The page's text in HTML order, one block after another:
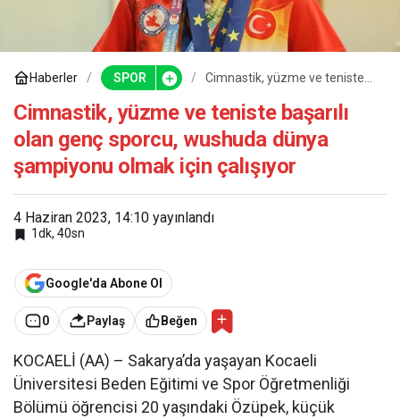
Haberler SPOR
Cimnastik, yüzme ve teniste
wushuda dünya şampiyonu
olmak için çalışıyor
Cimnastik, yüzme ve teniste başarılı
olan genç sporcu, wushuda dünya
şampiyonu olmak için çalışıyor
4 Haziran 2023, 14:10 yayınlandı
1dk, 40sn
Google'da Abone Ol
0 Paylaş Beğen
KOCAELİ (AA) – Sakarya’da yaşayan Kocaeli
Üniversitesi Beden Eğitimi ve Spor Öğretmenliği
Bölümü öğrencisi 20 yaşındaki Özüpek, küçük